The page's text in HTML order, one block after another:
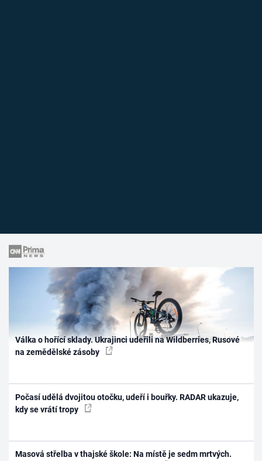
Válka o hořící sklady. Ukrajinci udeřili na Wildberries, Rusové
na zemědělské zásoby
Počasí udělá dvojitou otočku, udeří i bouřky. RADAR ukazuje,
kdy se vrátí tropy
Masová střelba v thajské škole: Na místě je sedm mrtvých.